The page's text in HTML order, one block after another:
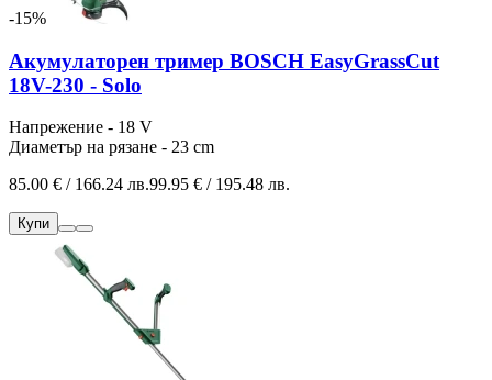
-15%
Акумулаторен тример BOSCH EasyGrassCut
18V-230 - Solo
Напрежение - 18 V
Диаметър на рязане - 23 cm
85.00 € / 166.24 лв.99.95 € / 195.48 лв.
Купи